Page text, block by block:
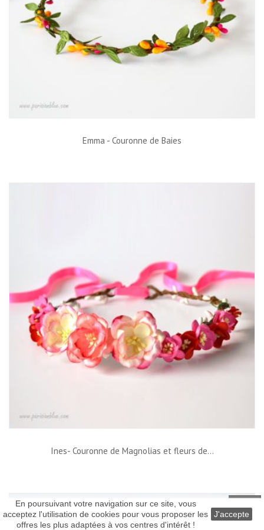
Emma - Couronne de Baies
Ines- Couronne de Magnolias et fleurs de...
Top
En poursuivant votre navigation sur ce site, vous
acceptez l'utilisation de cookies pour vous proposer les
offres les plus adaptées à vos centres d'intérêt !
J'accepte